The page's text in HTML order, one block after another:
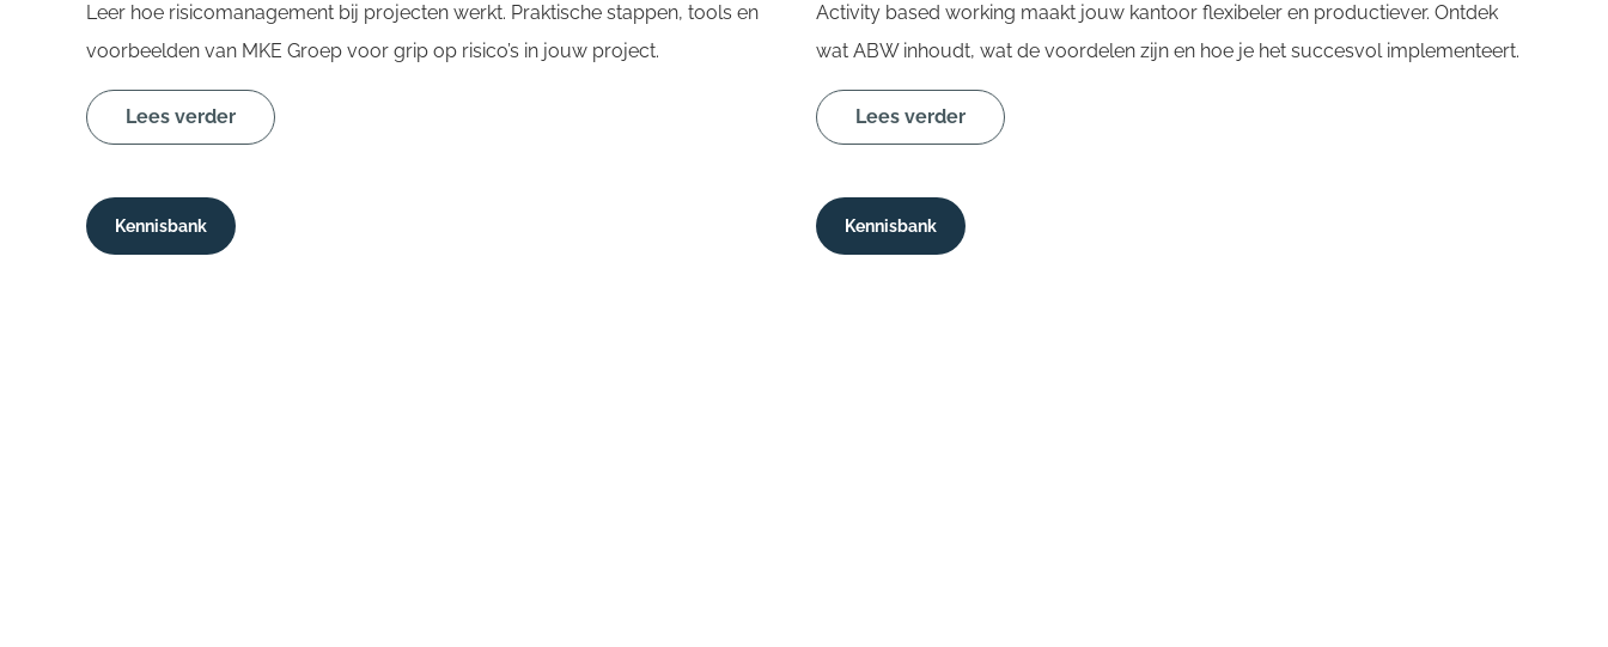
Leer hoe risicomanagement bij projecten werkt. Praktische stappen, tools en
voorbeelden van MKE Groep voor grip op risico’s in jouw project.
Lees verder
Activity based working maakt jouw kantoor flexibeler en productiever. Ontdek
wat ABW inhoudt, wat de voordelen zijn en hoe je het succesvol implementeert.
Lees verder
Kennisbank Kennisbank